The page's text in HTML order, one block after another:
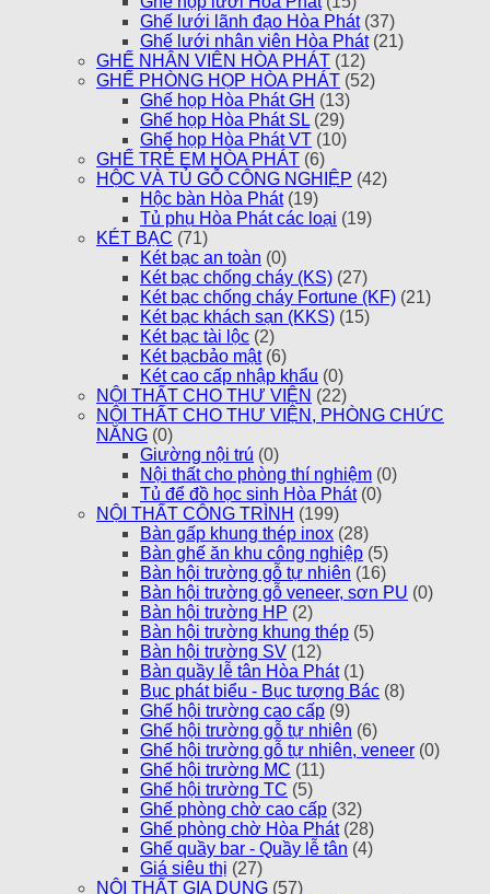
Ghế lưới lãnh đạo Hòa Phát (37)
Ghế lưới nhân viên Hòa Phát (21)
GHẾ NHÂN VIÊN HÒA PHÁT (12)
GHẾ PHÒNG HỌP HÒA PHÁT (52)
Ghế họp Hòa Phát GH (13)
Ghế họp Hòa Phát SL (29)
Ghế họp Hòa Phát VT (10)
GHẾ TRẺ EM HÒA PHÁT (6)
HỘC VÀ TỦ GỖ CÔNG NGHIỆP (42)
Hộc bàn Hòa Phát (19)
Tủ phụ Hòa Phát các loại (19)
KÉT BẠC (71)
Két bạc an toàn (0)
Két bạc chống cháy (KS) (27)
Két bạc chống cháy Fortune (KF) (21)
Két bạc khách sạn (KKS) (15)
Két bạc tài lộc (2)
Két bạcbảo mật (6)
Két cao cấp nhập khẩu (0)
NỘI THẤT CHO THƯ VIỆN (22)
NỘI THẤT CHO THƯ VIỆN, PHÒNG CHỨC
NĂNG (0)
Giường nội trú (0)
Nội thất cho phòng thí nghiệm (0)
Tủ để đồ học sinh Hòa Phát (0)
NỘI THẤT CÔNG TRÌNH (199)
Bàn gấp khung thép inox (28)
Bàn ghế ăn khu công nghiệp (5)
Bàn hội trường gỗ tự nhiên (16)
Bàn hội trường gỗ veneer, sơn PU (0)
Bàn hội trường HP (2)
Bàn hội trường khung thép (5)
Bàn hội trường SV (12)
Bàn quầy lễ tân Hòa Phát (1)
Bục phát biểu - Bục tượng Bác (8)
Ghế hội trường cao cấp (9)
Ghế hội trường gỗ tự nhiên (6)
Ghế hội trường gỗ tự nhiên, veneer (0)
Ghế hội trường MC (11)
Ghế hội trường TC (5)
Ghế phòng chờ cao cấp (32)
Ghế phòng chờ Hòa Phát (28)
Ghế quầy bar - Quầy lễ tân (4)
Giá siêu thị (27)
NỘI THẤT GIA DỤNG (57)